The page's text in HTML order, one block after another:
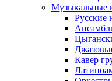
Музыкальные
Русские
Кавер